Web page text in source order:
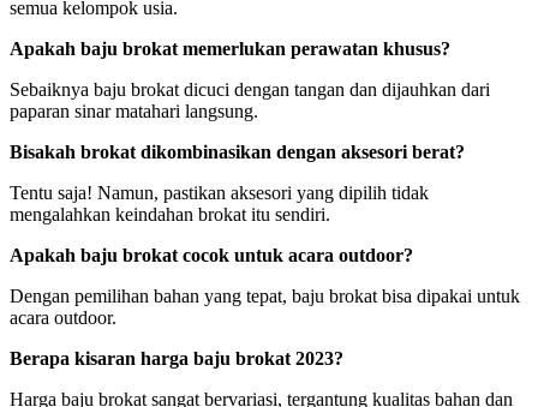
semua kelompok usia.
Apakah baju brokat memerlukan perawatan khusus?
Sebaiknya baju brokat dicuci dengan tangan dan dijauhkan dari
paparan sinar matahari langsung.
Bisakah brokat dikombinasikan dengan aksesori berat?
Tentu saja! Namun, pastikan aksesori yang dipilih tidak
mengalahkan keindahan brokat itu sendiri.
Apakah baju brokat cocok untuk acara outdoor?
Dengan pemilihan bahan yang tepat, baju brokat bisa dipakai untuk
acara outdoor.
Berapa kisaran harga baju brokat 2023?
Harga baju brokat sangat bervariasi, tergantung kualitas bahan dan